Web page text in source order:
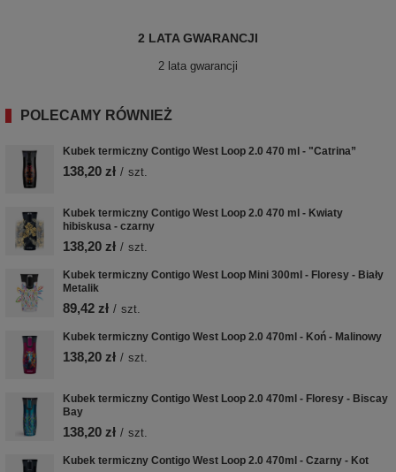
2 LATA GWARANCJI
2 lata gwarancji
POLECAMY RÓWNIEŻ
Kubek termiczny Contigo West Loop 2.0 470 ml - "Catrina”
138,20 zł / szt.
Kubek termiczny Contigo West Loop 2.0 470 ml - Kwiaty
hibiskusa - czarny
138,20 zł / szt.
Kubek termiczny Contigo West Loop Mini 300ml - Floresy - Biały
Metalik
89,42 zł / szt.
Kubek termiczny Contigo West Loop 2.0 470ml - Koń - Malinowy
138,20 zł / szt.
Kubek termiczny Contigo West Loop 2.0 470ml - Floresy - Biscay
Bay
138,20 zł / szt.
Kubek termiczny Contigo West Loop 2.0 470ml - Czarny - Kot